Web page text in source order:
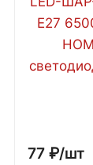
77 ₽/шт